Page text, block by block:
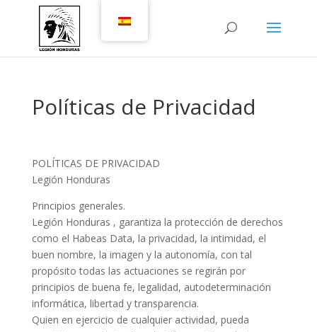
Políticas de Privacidad
POLÍTICAS DE PRIVACIDAD
Legión Honduras
Principios generales.
Legión Honduras , garantiza la protección de derechos
como el Habeas Data, la privacidad, la intimidad, el
buen nombre, la imagen y la autonomía, con tal
propósito todas las actuaciones se regirán por
principios de buena fe, legalidad, autodeterminación
informática, libertad y transparencia.
Quien en ejercicio de cualquier actividad, pueda